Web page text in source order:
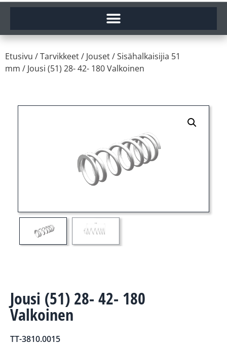
Etusivu /Tarvikkeet/ Jouset/Sisähalkaisijia 51
mm / Jousi (51) 28- 42- 180 Valkoinen
Jousi (51) 28- 42- 180
Valkoinen
TT-3810.0015